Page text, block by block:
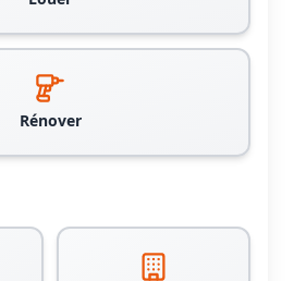
Rénover